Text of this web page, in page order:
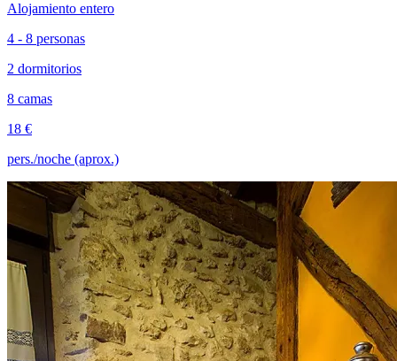
Alojamiento entero
4 - 8 personas
2 dormitorios
8 camas
18 €
pers./noche (aprox.)